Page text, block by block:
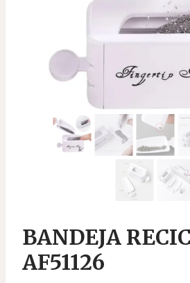
BANDEJA
AF51126